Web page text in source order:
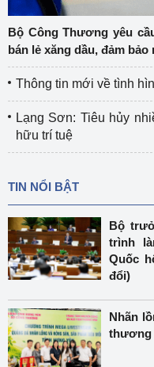
Bộ Công Thương yêu
bán lẻ xăng dầu, đảm
Thông tin mới về tình
Lạng Sơn: Tiêu hủy
hữu trí tuệ
TIN NỔI BẬT
Bộ
trình
Quốc
đổi)
Nhãn
thương